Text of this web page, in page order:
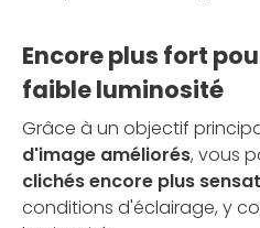
Encore plus fort
faible luminosité
Grâce à un objectif
d'image améliorés, vous
clichés encore plus
conditions d'éclairage, y